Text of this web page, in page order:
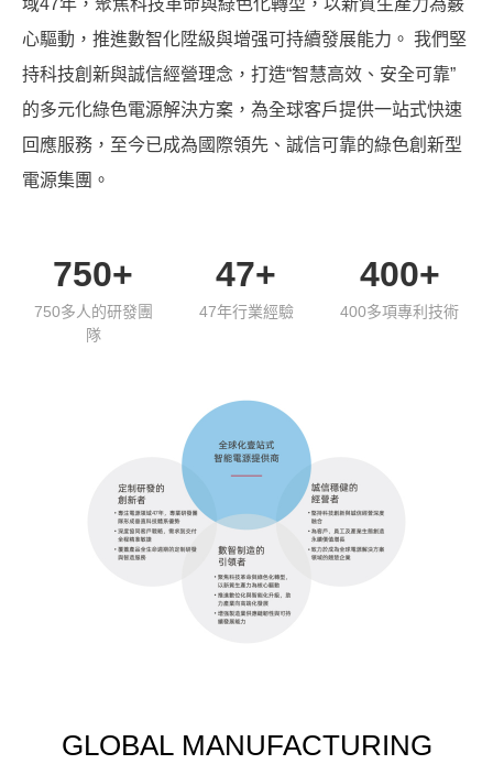
域47年，聚焦科技革命與綠色化轉型，以新質生產力為覈
心驅動，推進數智化陞級與增强可持續發展能力。 我們堅
持科技創新與誠信經營理念，打造“智慧高效、安全可靠”
的多元化綠色電源解決方案，為全球客戶提供一站式快速
回應服務，至今已成為國際領先、誠信可靠的綠色創新型
電源集團。
750+
750多人的研發團
隊
47+
47年行業經驗
400+
400多項專利技術
GLOBAL MANUFACTURING